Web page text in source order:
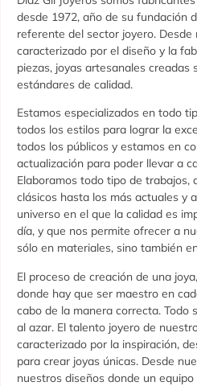
desde 1972, año de su fundación
referente del sector joyero.
caracterizado por el diseño y la
piezas, joyas artesanales creadas
estándares de calidad.
Estamos especializados en todo
todos los estilos para lograr la
todos los públicos y estamos en
actualización para poder llevar a
Elaboramos todo tipo de trabajos,
clásicos hasta los más actuales y
universo en el que la calidad es
día, y que nos permite ofrecer a
sólo en materiales, sino también
El proceso de creación de una
donde hay que ser maestro en
cabo de la manera correcta. Todo
al azar. El talento joyero de
caracterizado por la inspiración,
para crear joyas únicas. Desde
nuestros diseños donde un